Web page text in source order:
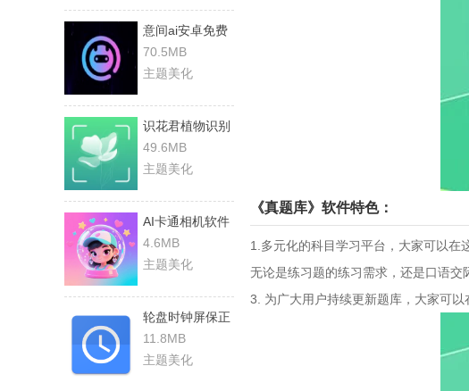
意间ai安卓免费
版
70.5MB
主题美化
识花君植物识别
手机最新版
49.6MB
主题美化
AI卡通相机软件
直装版
4.6MB
主题美化
轮盘时钟屏保正
版
11.8MB
主题美化
《真题库》软件特色：
1.多元化的科目学习平台，大家可以在
无论是练习题的练习需求，还是口语交
3. 为广大用户持续更新题库，大家可以